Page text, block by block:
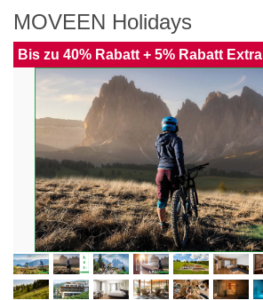
MOVEEN Holidays
Bis zu 40% Rabatt + 5% Rabatt Extra